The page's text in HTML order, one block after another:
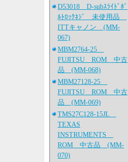
D53018 D-subｽﾗｲﾄﾞﾎﾞ
ﾙﾄﾛｯｸﾈｼﾞ 未使用品
ITTキャノン (MM-
067)
MBM2764-25
FUJITSU ROM 中古
品 (MM-068)
MBM27128-25
FUJITSU ROM 中古
品 (MM-069)
TMS27C128-15JL
TEXAS
INSTRUMENTS
ROM 中古品 (MM-
070)